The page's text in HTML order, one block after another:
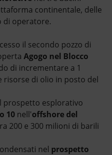
continentale, delle
di operatore.
il secondo pozzo di
Agogo nel Blocco
di incrementare a 1
risorse di olio in posto del
prospetto esplorativo
10 nell'offshore del
200 e 300 milioni di barili
nel prospetto